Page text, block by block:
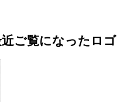
ご覧になったロゴ